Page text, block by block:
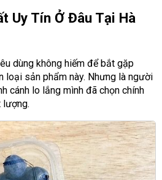
Uy Tín Ở Đâu Tại Hà
dùng không hiếm để bắt gặp
loại sản phẩm này. Nhưng là người
cánh lo lắng mình đã chọn chính
lượng.